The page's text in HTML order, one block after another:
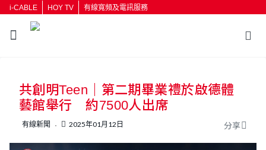
i-CABLE HOY TV 有線寬頻及電訊服務
按輸入鍵開始搜尋
共創明Teen｜第二期畢業禮於啟德體
藝館舉行 約7500人出席
有線新聞 2025年01月12日 分享